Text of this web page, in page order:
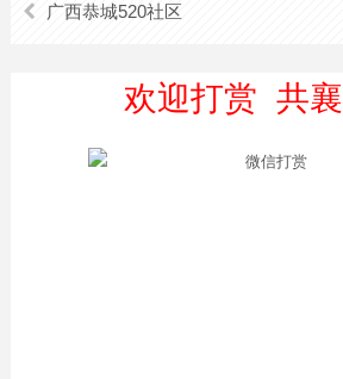
广西恭城520社区
欢迎打赏 共